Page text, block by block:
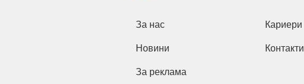
За нас Кариери
Новини Контакти
За реклама